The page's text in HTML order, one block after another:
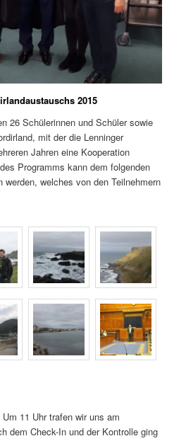
2015
26 Schülerinnen und Schüler sowie
mit der die Lenninger
Jahren eine Kooperation
Programms kann dem folgenden
werden, welches von den Teilnehmern
11 Uhr trafen wir uns am
dem Check-In und der Kontrolle ging